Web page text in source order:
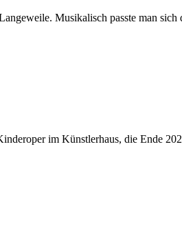
Musikalisch passte man sich
im Künstlerhaus, die Ende